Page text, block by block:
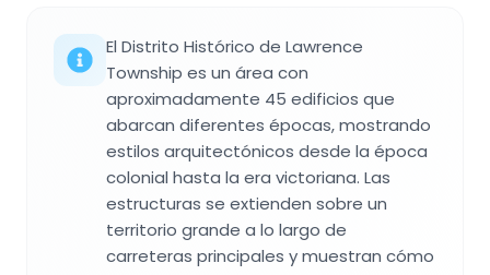
El Distrito Histórico de Lawrence
Township es un área con
aproximadamente 45 edificios que
abarcan diferentes épocas, mostrando
estilos arquitectónicos desde la época
colonial hasta la era victoriana. Las
estructuras se extienden sobre un
territorio grande a lo largo de
carreteras principales y muestran cómo